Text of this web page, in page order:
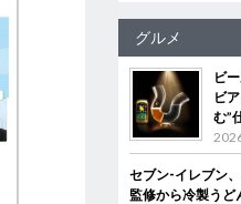
グルメ
ビ
ビ
む”
セブン‐イレブン
監修から冷製うど